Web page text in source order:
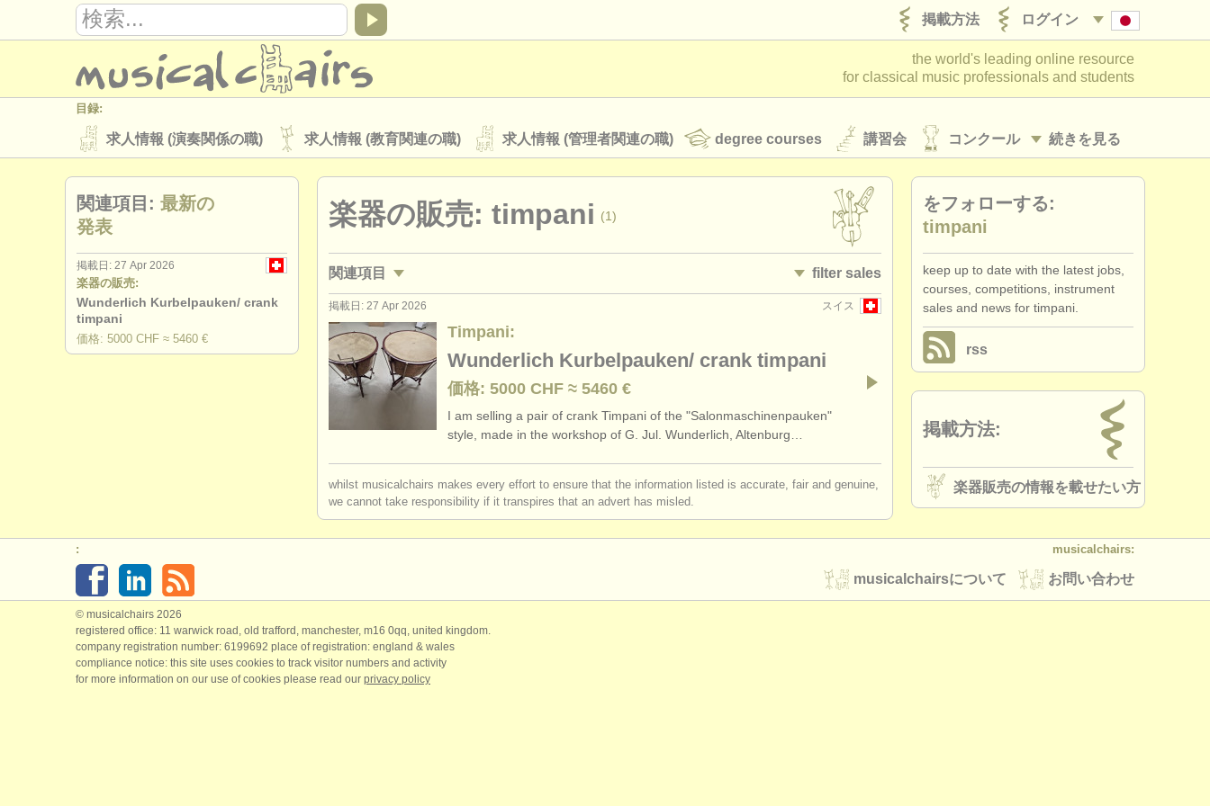
ログイン
掲載方法
the world's leading online resource
for classical music professionals and students
目録:
続きを見る
求人情報 (演奏関係の職) 求人情報 (教育関連の職) 求人情報 (管理者関連の職) degree courses 講習会 コンクール
楽器の販売 盗まれた楽器
ディレクトリー:
musicalchairs:
musicalchairsについて お問い合わせ
出版社:
find out about ourATS ATSfaq ログイン
楽器の販売: timpani (1)
関連項目 filter sales
楽器の販売: ティンパニ ティンパニ (1)
timpani
スイス
掲載日: 27 Apr 2026
Timpani:
Wunderlich Kurbelpauken/ crank timpani
価格: 5000 CHF ≈ 5460 €
I am selling a pair of crank Timpani of the "Salonmaschinenpauken"
style, made in the workshop of G. Jul. Wunderlich, Altenburg…
whilst musicalchairs makes every effort to ensure that the information listed is accurate, fair and genuine,
we cannot take responsibility if it transpires that an advert has misled.
関連項目: 最新の
発表
掲載日: 27 Apr 2026
楽器の販売:
Wunderlich Kurbelpauken/ crank
timpani
価格: 5000 CHF ≈ 5460 €
をフォローする:
timpani
keep up to date with the latest jobs,
courses, competitions, instrument
sales and news for timpani.
rss
掲載方法:
楽器販売の情報を載せたい方
musicalchairs:
お問い合わせ
musicalchairsについて
:
© musicalchairs 2026
registered office: 11 warwick road, old trafford, manchester, m16 0qq, united kingdom.
company registration number: ​6199692 place of registration: england & wales
compliance notice: ​this site uses cookies to track visitor numbers and activity
for more information on our use of cookies please read our privacy policy